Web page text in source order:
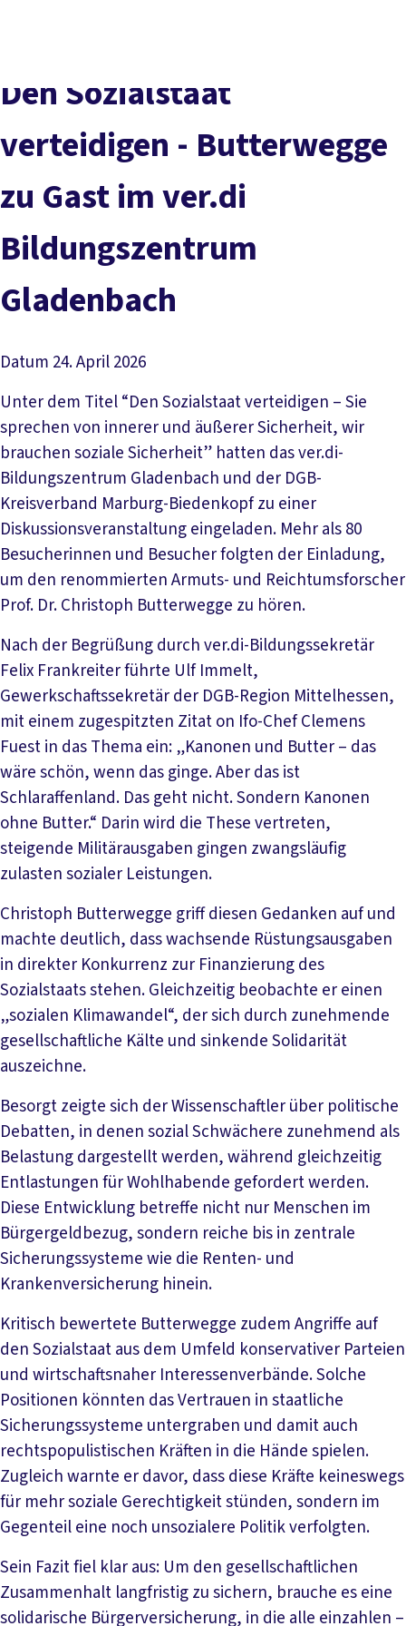
Den Sozialstaat
verteidigen - Butterwegge
zu Gast im ver.di
Bildungszentrum
Gladenbach
Datum 24. April 2026
Unter dem Titel “Den Sozialstaat verteidigen – Sie
sprechen von innerer und äußerer Sicherheit, wir
brauchen soziale Sicherheit” hatten das ver.di-
Bildungszentrum Gladenbach und der DGB-
Kreisverband Marburg-Biedenkopf zu einer
Diskussionsveranstaltung eingeladen. Mehr als 80
Besucherinnen und Besucher folgten der Einladung,
um den renommierten Armuts- und Reichtumsforscher
Prof. Dr. Christoph Butterwegge zu hören.
Nach der Begrüßung durch ver.di-Bildungssekretär
Felix Frankreiter führte Ulf Immelt,
Gewerkschaftssekretär der DGB-Region Mittelhessen,
mit einem zugespitzten Zitat on Ifo-Chef Clemens
Fuest in das Thema ein: „Kanonen und Butter – das
wäre schön, wenn das ginge. Aber das ist
Schlaraffenland. Das geht nicht. Sondern Kanonen
ohne Butter.“ Darin wird die These vertreten,
steigende Militärausgaben gingen zwangsläufig
zulasten sozialer Leistungen.
Christoph Butterwegge griff diesen Gedanken auf und
machte deutlich, dass wachsende Rüstungsausgaben
in direkter Konkurrenz zur Finanzierung des
Sozialstaats stehen. Gleichzeitig beobachte er einen
„sozialen Klimawandel“, der sich durch zunehmende
gesellschaftliche Kälte und sinkende Solidarität
auszeichne.
Besorgt zeigte sich der Wissenschaftler über politische
Debatten, in denen sozial Schwächere zunehmend als
Belastung dargestellt werden, während gleichzeitig
Entlastungen für Wohlhabende gefordert werden.
Diese Entwicklung betreffe nicht nur Menschen im
Bürgergeldbezug, sondern reiche bis in zentrale
Sicherungssysteme wie die Renten- und
Krankenversicherung hinein.
Kritisch bewertete Butterwegge zudem Angriffe auf
den Sozialstaat aus dem Umfeld konservativer Parteien
und wirtschaftsnaher Interessenverbände. Solche
Positionen könnten das Vertrauen in staatliche
Sicherungssysteme untergraben und damit auch
rechtspopulistischen Kräften in die Hände spielen.
Zugleich warnte er davor, dass diese Kräfte keineswegs
für mehr soziale Gerechtigkeit stünden, sondern im
Gegenteil eine noch unsozialere Politik verfolgten.
Sein Fazit fiel klar aus: Um den gesellschaftlichen
Zusammenhalt langfristig zu sichern, brauche es eine
solidarische Bürgerversicherung, in die alle einzahlen –